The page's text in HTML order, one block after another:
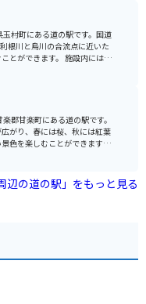
かわうどん」や「焼きまんじ
ららん藤岡は、ドライブやツ
適なスポットです。
村町にある道の駅です。国道
根川と烏川の合流点に近いた
ます。 施設内には、
する農産物直売所や、群馬名
特産品である「上州玉こんに
最適です。 バイクで訪
駐車場が完備されているので
川や烏川沿いを走る快適なツ
イク好きにもおすすめのスポ
郡甘楽町にある道の駅です。
がり、春には桜、秋には紅葉
色を楽しむことができます。
場も広く、休憩場所としても
品などが手に入ります。 特
田ねぎ」は、甘みが強く、柔ら
な観光スポットも点在してお
辺の道の駅」をもっと見る